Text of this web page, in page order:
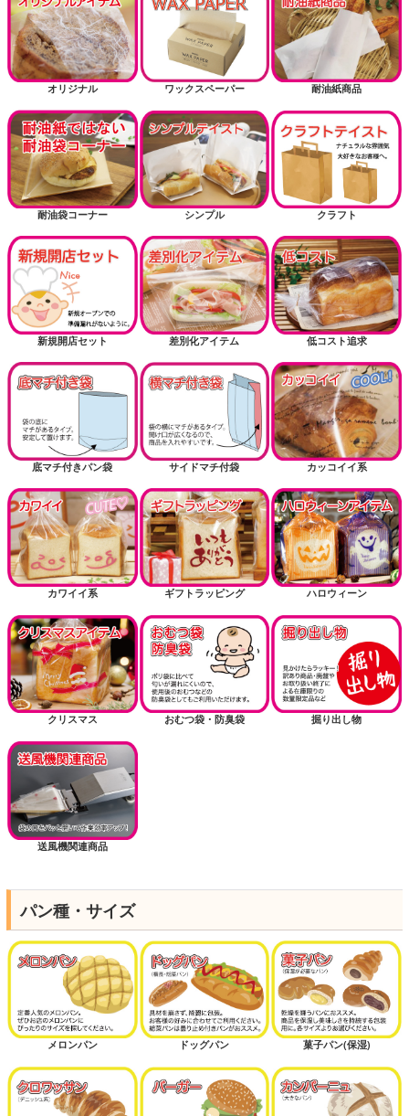
オリジナル ワックスペーパー 耐油紙商品
耐油袋コーナー シンプル クラフト
新規開店セット 差別化アイテム 低コスト追求
底マチ付きパン袋 サイドマチ付袋 カッコイイ系
カワイイ系 ギフトラッピング ハロウィーン
クリスマス おむつ袋・防臭袋 掘り出し物
送風機関連商品
パン種・サイズ
メロンパン ドッグパン 菓子パン(保湿)